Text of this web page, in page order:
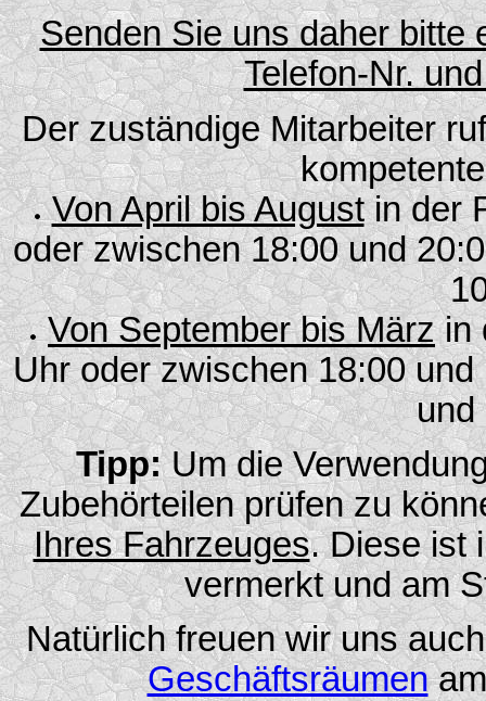
Senden Sie uns daher bitte
Telefon-Nr.
Der zuständige Mitarbeiter
Von April bis Augustin der
oder zwischen 18:00 und
Von September bis Märzin
Uhr oder zwischen 18:00
und
Tipp:Um die
Zubehörteilen prüfen zu
Ihres Fahrzeuges. Diese ist
vermerkt und am
Natürlich freuen wir uns
Geschäftsräumen